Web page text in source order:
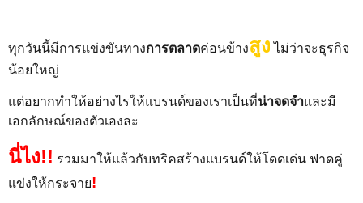
ทุกวันนี้มีการแข่งขันทางการตลาดค่อนข้างสูง ไม่ว่าจะธุรกิจ
น้อยใหญ่
แต่อยากทำให้อย่างไรให้แบรนด์ของเราเป็นที่น่าจดจำและมี
เอกลักษณ์ของตัวเองละ
นี่ไง!! รวมมาให้แล้วกับทริคสร้างแบรนด์ให้โดดเด่น ฟาดคู่
แข่งให้กระจาย!